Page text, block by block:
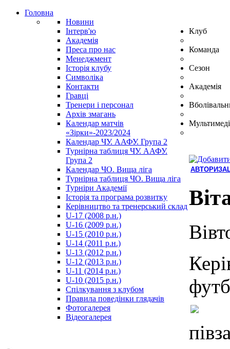
Головна
Новини
Інтерв'ю
Академія
Преса про нас
Клуб
Менеджмент
Історія клубу
Символіка
Контакти
Команда
Гравці
Тренери і персонал
Архів змагань
Сезон
Календар матчів
«Зірки»-2023/2024
Календар ЧУ. ААФУ. Група 2
Турнірна таблиця ЧУ. ААФУ.
Група 2
Календар ЧО. Вища ліга
Турнірна таблиця ЧО. Вища ліга
Академія
Турніри Академії
Історія та програма розвитку
Керівництво та тренерський склад
U-17 (2008 р.н.)
U-16 (2009 р.н.)
U-15 (2010 р.н.)
U-14 (2011 р.н.)
U-13 (2012 р.н.)
U-12 (2013 р.н.)
U-11 (2014 р.н.)
U-10 (2015 р.н.)
Спілкування з клубом
Правила поведінки глядачів
Фотогалерея
Відеогалерея